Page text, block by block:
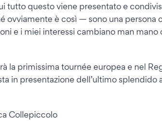
tutto questo viene presentato e
ovviamente è così — sono una persona
e i miei interessi cambiano man
la primissima tournée europea e nel
in presentazione dell’ultimo splendido
Collepiccolo